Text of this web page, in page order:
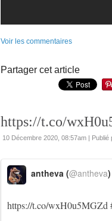
Voir les commentaires
Partager cet article
https://t.co/
10 Décembre 2020, 08:57am Publié
https://t.co/wxH0u5MGZd
antheva (@antheva)